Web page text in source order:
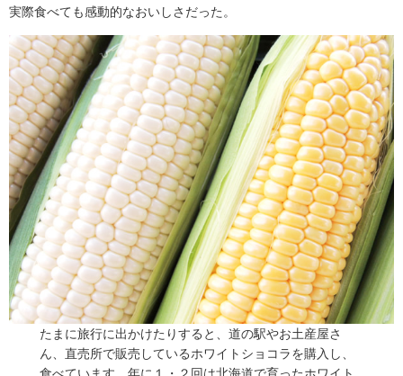
実際食べても感動的なおいしさだった。
たまに旅行に出かけたりすると、道の駅やお土産屋さ
ん、直売所で販売しているホワイトショコラを購入し、
食べています。年に１・２回は北海道で育ったホワイト